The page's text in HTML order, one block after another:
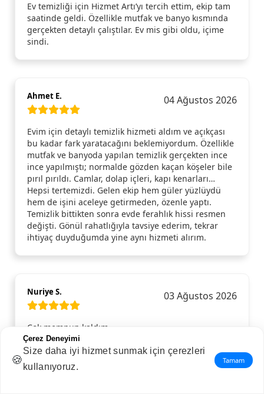
Ev temizliği için Hizmet Artı’yı tercih ettim, ekip tam
saatinde geldi. Özellikle mutfak ve banyo kısmında
gerçekten detaylı çalıştılar. Ev mis gibi oldu, içime
sindi.
Ahmet E. 04 Ağustos 2026
Evim için detaylı temizlik hizmeti aldım ve açıkçası
bu kadar fark yaratacağını beklemiyordum. Özellikle
mutfak ve banyoda yapılan temizlik gerçekten ince
ince yapılmıştı; normalde gözden kaçan köşeler bile
pırıl pırıldı. Camlar, dolap içleri, kapı kenarları…
Hepsi tertemizdi. Gelen ekip hem güler yüzlüydü
hem de işini aceleye getirmeden, özenle yaptı.
Temizlik bittikten sonra evde ferahlık hissi resmen
değişti. Gönül rahatlığıyla tavsiye ederim, tekrar
ihtiyaç duyduğumda yine aynı hizmeti alırım.
Nuriye S. 03 Ağustos 2026
Çok memnun kaldım.
🍪
Çerez Deneyimi
Size daha iyi hizmet sunmak için çerezleri
kullanıyoruz.
Tamam